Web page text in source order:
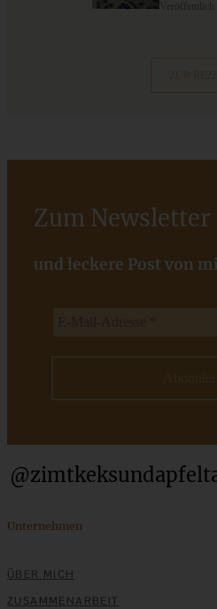
ZUM BEITRAG
Schokoladen-Orangen-Torte
Minz-Joghurt
Veröffentlich
Zum
und leckere Post von
Unternehmen
ÜBER MICH
ZUSAMMENARBEIT